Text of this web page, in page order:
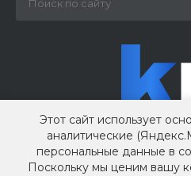
В
Этот сайт использует
аналитические
персональные данные в
Поскольку мы ценим вашу